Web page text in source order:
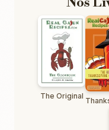
The Original